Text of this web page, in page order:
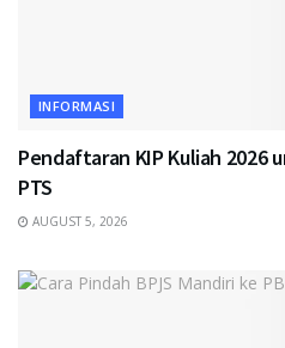
INFORMASI
Pendaftaran KIP Kuliah 2026
PTS
AUGUST 5, 2026